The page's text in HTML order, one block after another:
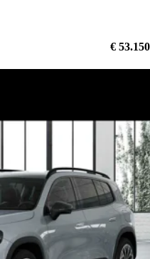
€ 53.150